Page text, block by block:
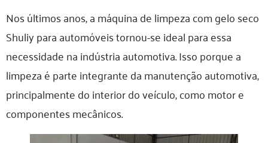
Nos últimos anos, a máquina de limpeza com gelo seco
Shuliy para automóveis tornou-se ideal para essa
necessidade na indústria automotiva. Isso porque a
limpeza é parte integrante da manutenção automotiva,
principalmente do interior do veículo, como motor e
componentes mecânicos.